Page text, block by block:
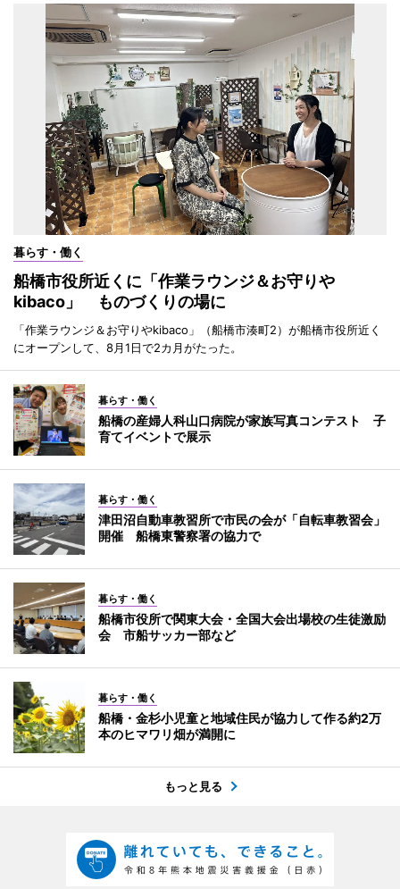
暮らす・働く
船橋市役所近くに「作業ラウンジ＆お守りや
kibaco」 ものづくりの場に
「作業ラウンジ＆お守りやkibaco」（船橋市湊町2）が船橋市役所近く
にオープンして、8月1日で2カ月がたった。
暮らす・働く
船橋の産婦人科山口病院が家族写真コンテスト 子
育てイベントで展示
暮らす・働く
津田沼自動車教習所で市民の会が「自転車教習会」
開催 船橋東警察署の協力で
暮らす・働く
船橋市役所で関東大会・全国大会出場校の生徒激励
会 市船サッカー部など
暮らす・働く
船橋・金杉小児童と地域住民が協力して作る約2万
本のヒマワリ畑が満開に
もっと見る